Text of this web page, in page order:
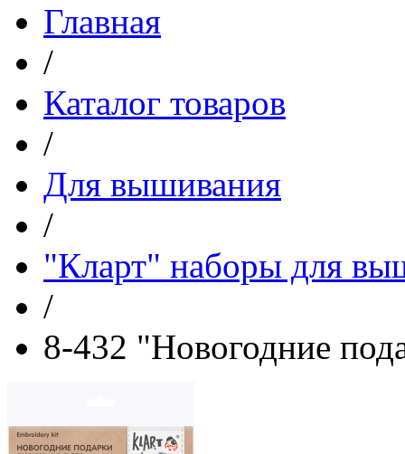
Главная
/
Каталог товаров
/
Для вышивания
/
"Кларт" наборы для
/
8-432 "Новогодние